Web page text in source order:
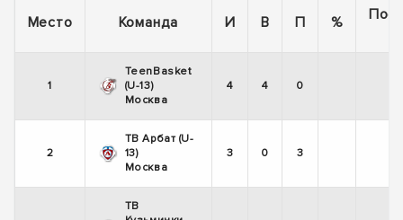
Место Команда И В П %
1
TeenBasket
(U-13)
Москва
4 4 0
2
TB Арбат (U-
13)
Москва
3 0 3
TB